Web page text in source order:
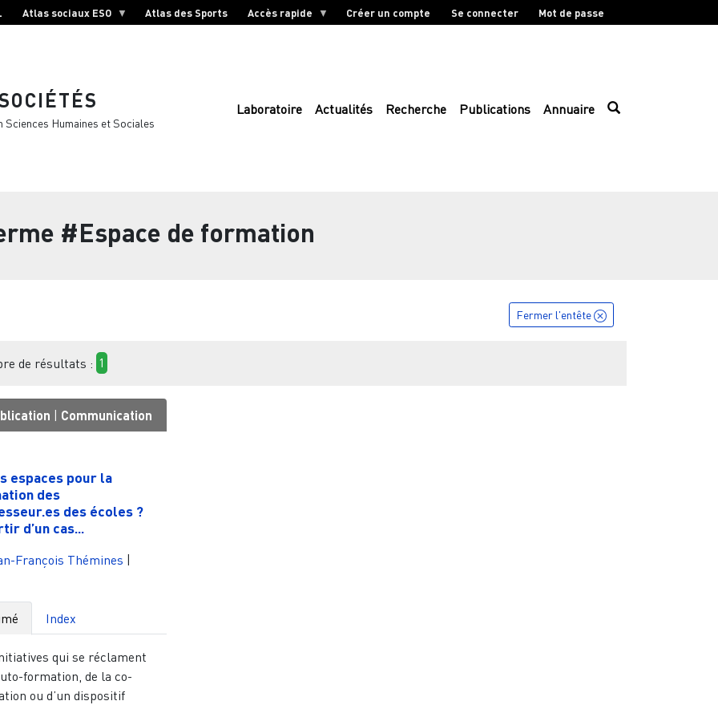
Atlas sociaux ESO Atlas des Sports Accès rapide Créer un compte Se connecter Mot de passe
Humaines et Sociales
Laboratoire Actualités Recherche Publications Annuaire
#Espace de formation
Fermer l'entête
de résultats : 1
| Communication
espaces pour la
des
des écoles ?
d’un cas...
François Thémines |
Index
qui se réclament
formation, de la co-
ou d’un dispositif